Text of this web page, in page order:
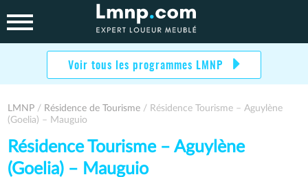
to
content
Voir tous les programmes LMNP
Résidence Tourisme – Aguylène
(Goelia) – Mauguio
LMNP / Résidence de Tourisme / Résidence Tourisme – Aguylène
(Goelia) – Mauguio